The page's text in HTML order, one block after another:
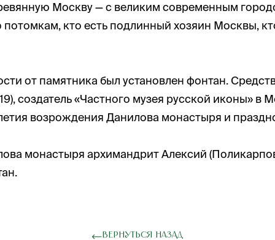
Москву — с великим современным
потомкам, кто есть подлинный хозяин Москвы,
от памятника был установлен фонтан.
создатель «Частного музея русской иконы» в
возрождения Данилова монастыря и
монастыря архимандрит Алексий
ВЕРНУТЬСЯ НАЗАД